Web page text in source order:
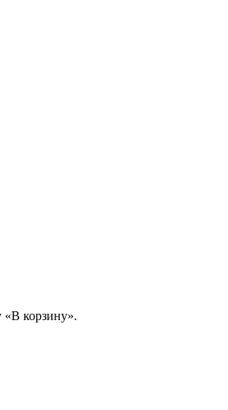
«В корзину».